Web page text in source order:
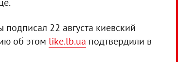
22 августа киевский
об этом like.lb.ua подтвердили в